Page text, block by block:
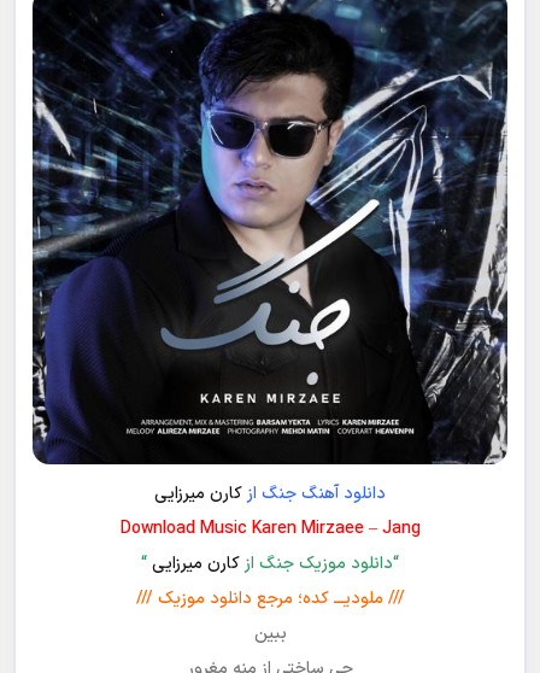
دانلود آهنگ جنگ از کارن میرزایی
Download Music Karen Mirzaee – Jang
“دانلود موزیک جنگ از کارن میرزایی“
/// ملودیـــ کده؛ مرجع دانلود موزیک ///
ببین